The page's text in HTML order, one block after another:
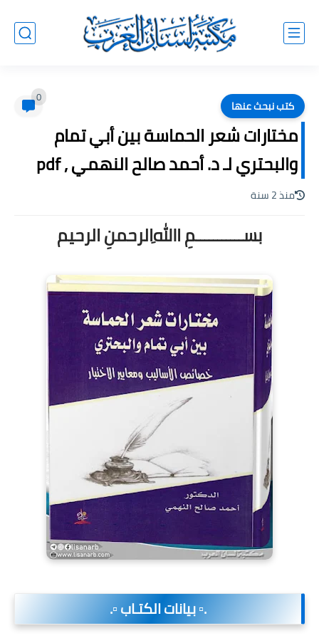
كتب نبحث عنها 0
مختارات شعر الحماسة بين أبي تمام
والبحتري لـ د. أحمد صالح النهمي , pdf
منذ 2 سنة
بســـــــــــمِ اﷲِالرحمنِ الرحيم
.▫️ بيانات الكتـاب ▫️.